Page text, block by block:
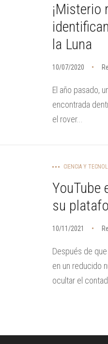
¡Misterio
la Luna
10/07/2020
El año pasado,
encontrada
el rover...
CIENCIA Y
YouTube
su
10/11/2021
Después de
en un reducido
ocultar el